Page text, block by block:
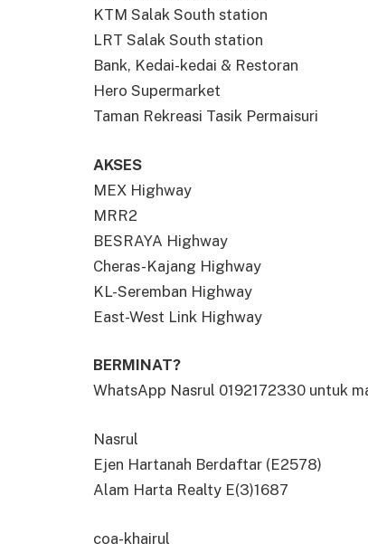
KTM Salak South station
LRT Salak South station
Bank, Kedai-kedai & Restoran
Hero Supermarket
Taman Rekreasi Tasik Permaisuri
AKSES
MEX Highway
MRR2
BESRAYA Highway
Cheras-Kajang Highway
KL-Seremban Highway
East-West Link Highway
BERMINAT?
WhatsApp Nasrul 0192172330 untuk
Nasrul
Ejen Hartanah Berdaftar (E2578)
Alam Harta Realty E(3)1687
coa-khairul